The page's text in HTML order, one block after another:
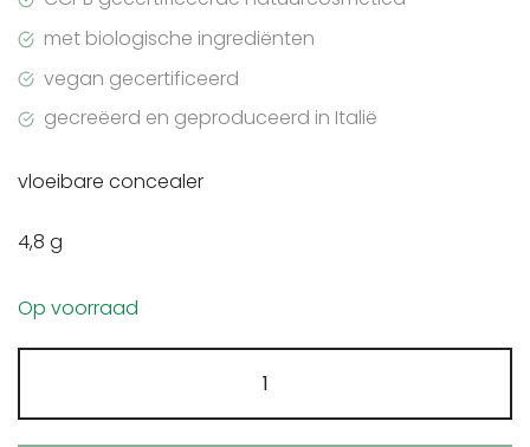
met biologische ingrediënten
vegan gecertificeerd
gecreëerd en geproduceerd in Italië
vloeibare concealer
4,8 g
Op voorraad
concealer
perfect